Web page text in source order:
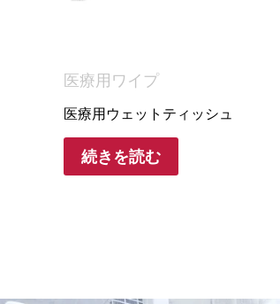
医療用ワイプ
医療用ウェットティッシュ
続きを読む